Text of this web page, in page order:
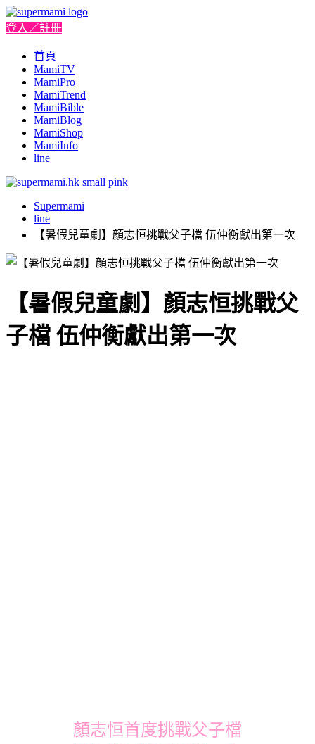
登入／註冊
首頁
MamiTV
MamiPro
MamiTrend
MamiBible
MamiBlog
MamiShop
MamiInfo
line
Supermami
line
【暑假兒童劇】顏志恒挑戰父子檔 伍仲衡獻出第一次
【暑假兒童劇】顏志恒挑戰父
子檔 伍仲衡獻出第一次
顏志恒首度挑戰父子檔